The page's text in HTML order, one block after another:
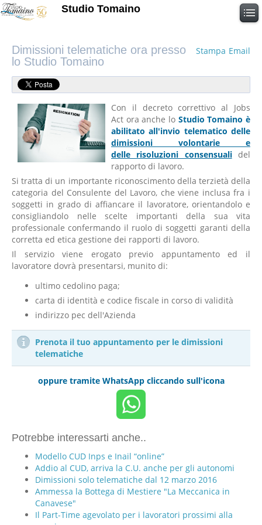
Studio Tomaino
Email
Stampa
Dimissioni telematiche ora presso
lo Studio Tomaino
Con il decreto correttivo al Jobs
Act ora anche lo Studio Tomaino è
abilitato all'invio telematico delle
dimissioni volontarie e
delle risoluzioni consensuali del
rapporto di lavoro.
Si tratta di un importante riconoscimento della terzietà della
categoria del Consulente del Lavoro, che viene inclusa fra i
soggetti in grado di affiancare il lavoratore, orientandolo e
consigliandolo nelle scelte importanti della sua vita
professionale confermando il ruolo di soggetti garanti della
corretta ed etica gestione dei rapporti di lavoro.
Il servizio viene erogato previo appuntamento ed il
lavoratore dovrà presentarsi, munito di:
ultimo cedolino paga;
carta di identità e codice fiscale in corso di validità
indirizzo pec dell'Azienda
Prenota il tuo appuntamento per le dimissioni
telematiche
oppure tramite WhatsApp cliccando sull'icona
Potrebbe interessarti anche..
Modello CUD Inps e Inail “online”
Addio al CUD, arriva la C.U. anche per gli autonomi
Dimissioni solo telematiche dal 12 marzo 2016
Ammessa la Bottega di Mestiere "La Meccanica in
Canavese"
Il Part-Time agevolato per i lavoratori prossimi alla